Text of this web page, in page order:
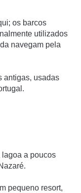
os barcos
utilizados
navegam pela
antigas, usadas
lagoa a poucos
pequeno resort,